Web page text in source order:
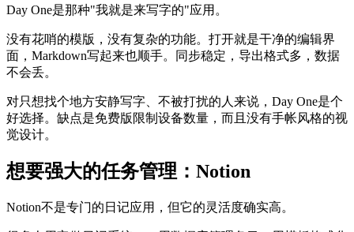
Day One是那种"我就是来写字的"应用。
没有花哨的模版，没有复杂的功能。打开就是干净的编辑界
面，Markdown写起来也顺手。同步稳定，导出格式多，数据
不会丢。
对只想找个地方安静写字、不被打扰的人来说，Day One是个
好选择。缺点是免费版限制设备数量，而且没有手帐风格的视
觉设计。
想要强大的任务管理：Notion
Notion不是专门的日记应用，但它的灵活度确实高。